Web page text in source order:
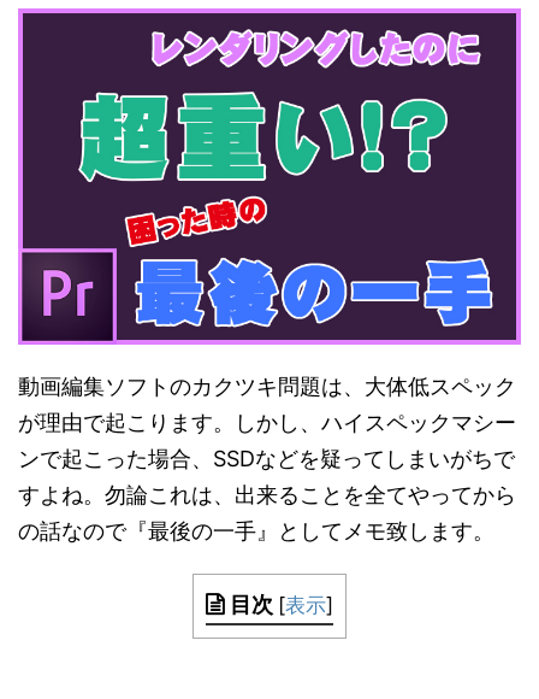
動画編集ソフトのカクツキ問題は、大体低スペック
が理由で起こります。しかし、ハイスペックマシー
ンで起こった場合、SSDなどを疑ってしまいがちで
すよね。勿論これは、出来ることを全てやってから
の話なので『最後の一手』としてメモ致します。
目次 [表示]